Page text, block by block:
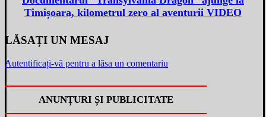
Timișoara, kilometrul zero al aventurii VIDEO
LĂSAȚI UN MESAJ
Autentificați-vă pentru a lăsa un comentariu
ANUNȚURI ȘI PUBLICITATE